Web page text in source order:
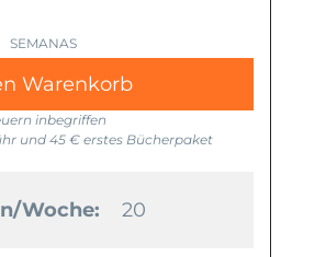
Warenkorb
inbegriffen
und 45 € erstes Bücherpaket
Woche: 20